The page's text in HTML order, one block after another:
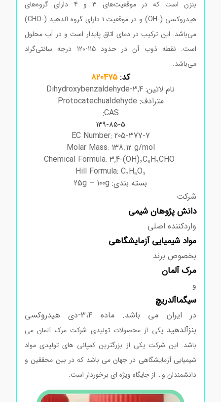
بنزن است که در موقعیت‌های 3 و 4 دارای گروه‌های
هیدروکسی (-OH) و در موقعیت 1 دارای گروه آلدهید (-CHO)
می‌باشد. این ترکیب در دمای اتاق پایدار است و در آب محلول
است. نقطه ذوب آن در حدود 115-120 درجه سانتی‌گراد
می‌باشد.
کد:820475
نام لاتین: 3,4-Dihydroxybenzaldehyde
مترادف: Protocatechualdehyde
CAS:
139-85-5
EC Number: 205-377-7
Molar Mass: 138.12 g/mol
Hill Formula: C₇H₆O₃
بسته بندی: 25g – 100g
شرکت
دانش پژوهان شیمی
واردکننده اصلی
موادشیمیایی آزمایشگاهی
بخصوص برند
مرکآلمان
سیگماآلدریچ
در ایران می باشد. ماده 3،4-دی هیدروکسی
بنزآلدهیدیکی از محصولات تولیدی شرکت مرک آلمان می
باشد. این شرکت یکی از بزرگترین کمپانی های تولیدی مواد
شیمیایی آزمایشگاهی در جهان می باشد که در بین محققین و
دانشمندان و… از جایگاه ویژه ای برخوردار است.